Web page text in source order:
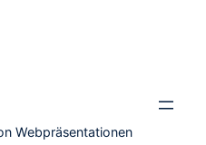
Webpräsentationen